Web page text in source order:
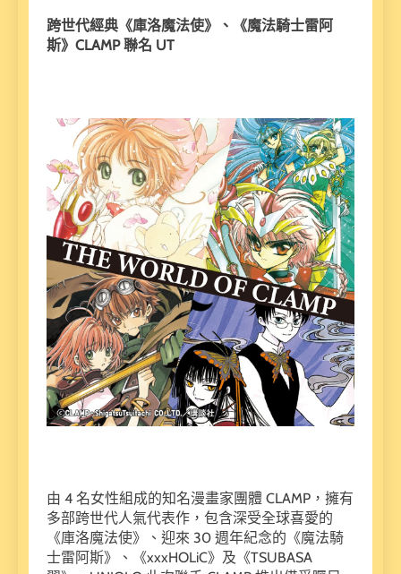
跨世代經典《庫洛魔法使》、《魔法騎士雷阿
斯》CLAMP聯名 UT
由 4 名女性組成的知名漫畫家團體 CLAMP，擁有
多部跨世代人氣代表作，包含深受全球喜愛的
《庫洛魔法使》、迎來 30 週年紀念的《魔法騎
士雷阿斯》、《xxxHOLiC》及《TSUBASA